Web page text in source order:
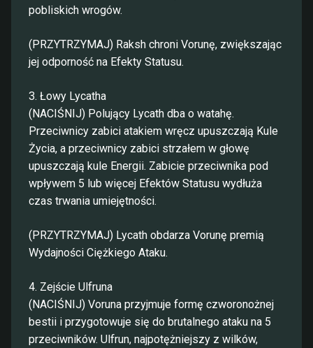
pobliskich wrogów.
(PRZYTRZYMAJ) Raksh chroni Vorunę, zwiększając
jej odporność na Efekty Statusu.
3. Łowy Lycatha
(NACIŚNIJ) Polujący Lycath dba o watahę.
Przeciwnicy zabici atakiem wręcz upuszczają Kule
Życia, a przeciwnicy zabici strzałem w głowę
upuszczają kule Energii. Zabicie przeciwnika pod
wpływem 5 lub więcej Efektów Statusu wydłuża
czas trwania umiejętności.
(PRZYTRZYMAJ) Lycath obdarza Vorunę premią
Wydajności Ciężkiego Ataku.
4. Zejście Ulfruna
(NACIŚNIJ) Voruna przyjmuje formę czworonożnej
bestii i przygotowuje się do brutalnego ataku na 5
przeciwników. Ulfrun, najpotężniejszy z wilków,